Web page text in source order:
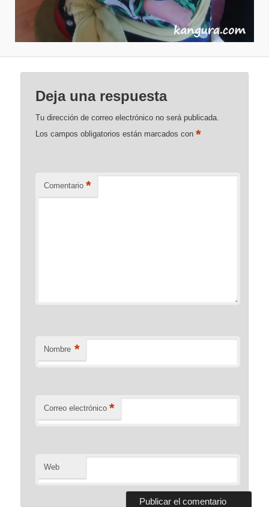
Deja una respuesta
Tu dirección de correo electrónico no será publicada.
Los campos obligatorios están marcados con*
Comentario *
Nombre *
Correo electrónico *
Web